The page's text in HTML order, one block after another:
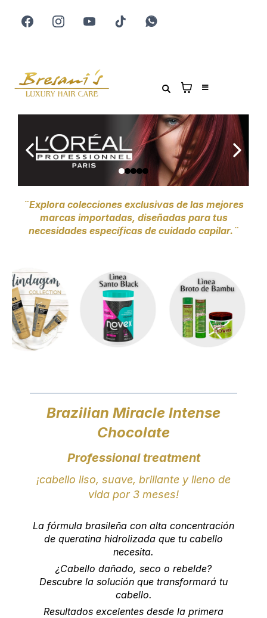
¨Explora colecciones exclusivas de las mejores
marcas importadas, diseñadas para tus
necesidades específicas de cuidado capilar.¨
Brazilian Miracle Intense
Chocolate
Professional treatment
¡cabello liso, suave, brillante y lleno de
vida por 3 meses!
La fórmula brasileña con alta concentración
de queratina hidrolizada que tu cabello
necesita.
¿Cabello dañado, seco o rebelde?
Descubre la solución que transformará tu
cabello.
Resultados excelentes desde la primera